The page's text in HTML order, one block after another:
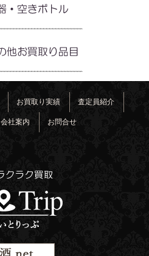
お買取り実績 査定員紹介
会社案内 お問合せ